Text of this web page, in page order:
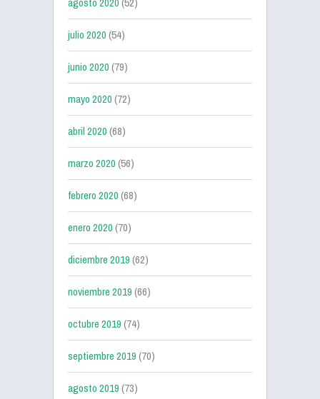
julio 2020(54)
junio 2020(79)
mayo 2020(72)
abril 2020(68)
marzo 2020(56)
febrero 2020(68)
enero 2020(70)
diciembre 2019(62)
noviembre 2019(66)
octubre 2019(74)
septiembre 2019(70)
agosto 2019(73)